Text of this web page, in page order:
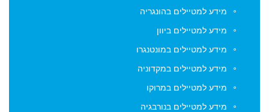
מידע למטיילים בהונגריה
מידע למטיילים ביוון
מידע למטיילים במונטנגרו
מידע למטיילים במקדוניה
מידע למטיילים במרוקו
מידע למטיילים בנורבגיה